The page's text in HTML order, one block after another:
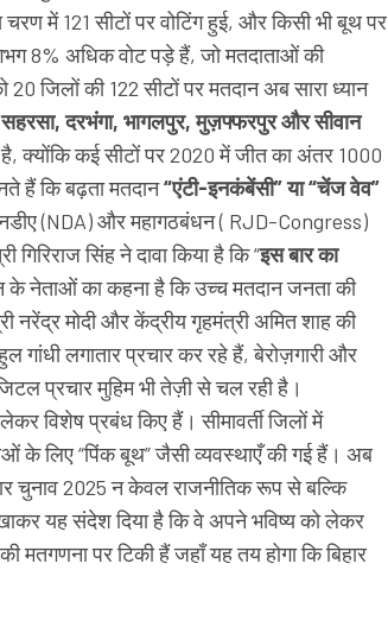
में 121 सीटों पर वोटिंग हुई, और किसी भी बूथ पर
8% अधिक वोट पड़े हैं, जो मतदाताओं की
20 जिलों की 122 सीटों पर मतदान अब सारा ध्यान
सहरसा, दरभंगा, भागलपुर, मुज़फ्फरपुर और सीवान
क्योंकि कई सीटों पर 2020 में जीत का अंतर 1000
हैं कि बढ़ता मतदान“एंटी-इनकंबेंसी” या “चेंज वेव”
(NDA) और महागठबंधन ( RJD-Congress)
सिंह ने दावा किया है कि “इस बार का
के नेताओं का कहना है कि उच्च मतदान जनता की
नरेंद्र मोदी और केंद्रीय गृहमंत्री अमित शाह की
गांधी लगातार प्रचार कर रहे हैं, बेरोज़गारी और
प्रचार मुहिम भी तेज़ी से चल रही है।
विशेष प्रबंध किए हैं। सीमावर्ती जिलों में
के लिए “पिंक बूथ” जैसी व्यवस्थाएँ की गई हैं। अब
चुनाव 2025 न केवल राजनीतिक रूप से बल्कि
यह संदेश दिया है कि वे अपने भविष्य को लेकर
पर टिकी हैं जहाँ यह तय होगा कि बिहार